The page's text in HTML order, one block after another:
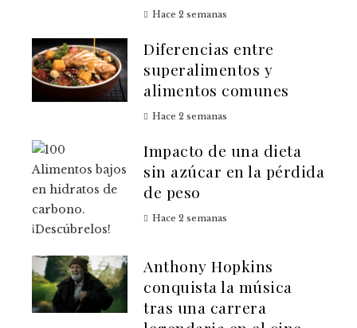
Hace 2 semanas
Diferencias entre
superalimentos y
alimentos comunes
Hace 2 semanas
Impacto de una dieta
sin azúcar en la pérdida
de peso
Hace 2 semanas
Anthony Hopkins
conquista la música
tras una carrera